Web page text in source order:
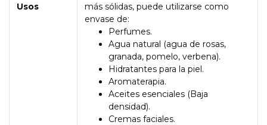
Usos
más sólidas, puede utilizarse como
envase de:
Perfumes.
Agua natural (agua de rosas,
granada, pomelo, verbena).
Hidratantes para la piel.
Aromaterapia.
Aceites esenciales (Baja
densidad).
Cremas faciales.